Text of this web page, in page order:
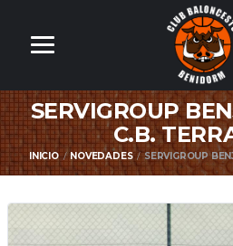
SERVIGROUP
C.B.
INICIO NOVEDADES SERVIGROUP